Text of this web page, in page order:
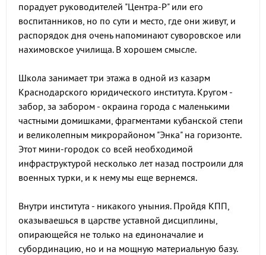
порадует руководителей "Центра-Р" или его
воспитанников, но по сути и место, где они живут, и
распорядок дня очень напоминают суворовское или
нахимовское училища. В хорошем смысле.
Школа занимает три этажа в одной из казарм
Краснодарского юридического института. Кругом -
забор, за забором - окраина города с маленькими
частными домишками, фрагментами кубанской степи
и великолепным микрорайоном "Энка" на горизонте.
Этот мини-городок со всей необходимой
инфраструктурой несколько лет назад построили для
военных турки, и к нему мы еще вернемся.
Внутри института - никакого уныния. Пройдя КПП,
оказываешься в царстве уставной дисциплины,
опирающейся не только на единоначалие и
субординацию, но и на мощную материальную базу.